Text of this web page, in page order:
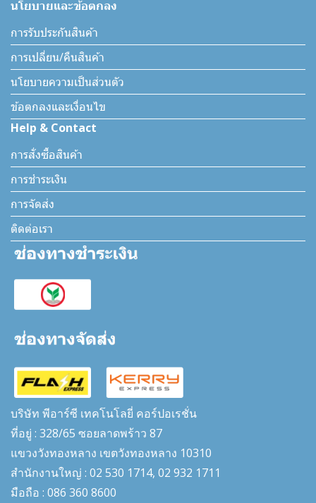
นโยบายและข้อตกลง
การรับประกันสินค้า
การเปลี่ยน/คืนสินค้า
นโยบายความเป็นส่วนตัว
ข้อตกลงและเงื่อนไข
Help & Contact
การสั่งซื้อสินค้า
การชำระเงิน
การจัดส่ง
ติดต่อเรา
บริษัท พีอาร์ซี เทคโนโลยี่ คอร์ปอเรชั่น
ที่อยู่ : 328/65 ซอยลาดพร้าว 87
แขวงวังทองหลาง เขตวังทองหลาง 10310
สำนักงานใหญ่ : 02 530 1714, 02 932 1711
มือถือ : 086 360 8600